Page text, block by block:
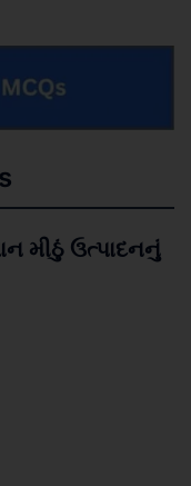
મીઠું ઉત્પાદનનું